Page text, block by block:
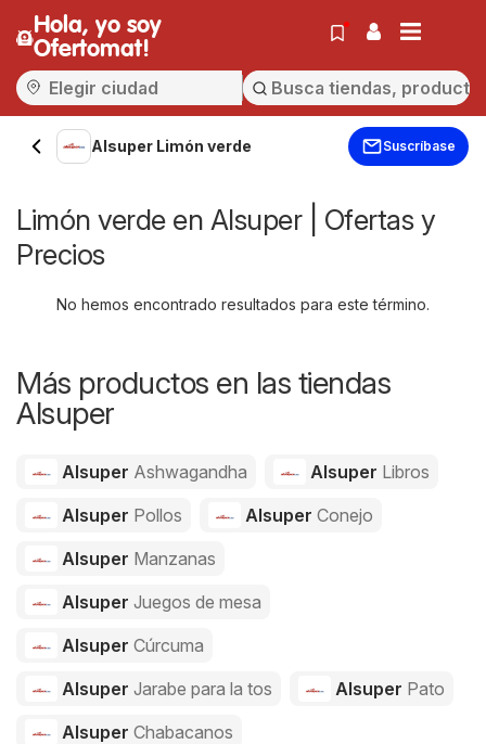
Hola, yo soy
Ofertomat!
Alsuper Limón verde Suscríbase
Limón verde en Alsuper | Ofertas y
Precios
No hemos encontrado resultados para este término.
Más productos en las tiendas
Alsuper
Alsuper Ashwagandha Alsuper Libros
Alsuper Pollos Alsuper Conejo
Alsuper Manzanas
Alsuper Juegos de mesa
Alsuper Cúrcuma
Alsuper Jarabe para la tos Alsuper Pato
Alsuper Chabacanos